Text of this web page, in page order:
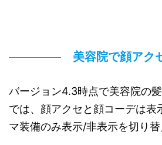
美容院で顔アク
バージョン4.3時点で美容院の
では、顔アクセと顔コーデは表
マ装備のみ表示/非表示を切り替